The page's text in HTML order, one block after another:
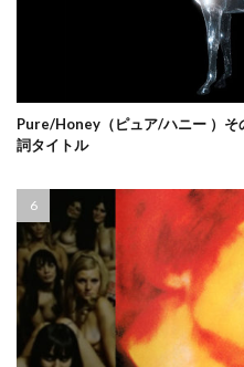
Pure/Honey（ピュア/ハニー ）そ
詞タイトル